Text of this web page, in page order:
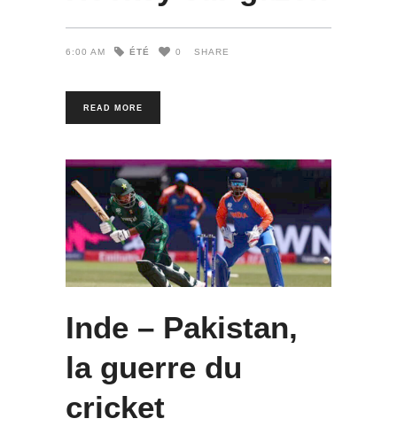
6:00 AM ÉTÉ 0 SHARE
READ MORE
Inde – Pakistan,
la guerre du
cricket